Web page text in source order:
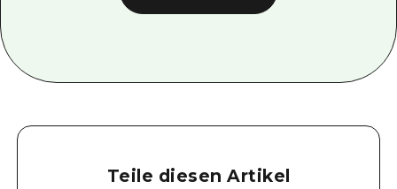
Teile diesen Artikel